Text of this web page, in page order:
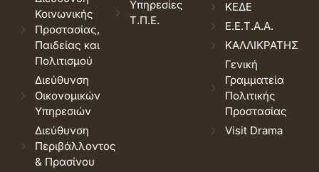
Κοινωνικής
Προστασίας,
Παιδείας και
Πολιτισμού
Διεύθυνση
Οικονομικών
Υπηρεσιών
Διεύθυνση
Περιβάλλοντος
& Πρασίνου
Υπηρεσίες
Τ.Π.Ε.
ΚΕΔΕ
Ε.Ε.Τ.Α.Α.
ΚΑΛΛΙΚΡΑΤΗΣ
Γενική
Γραμματεία
Πολιτικής
Προστασίας
Visit Drama